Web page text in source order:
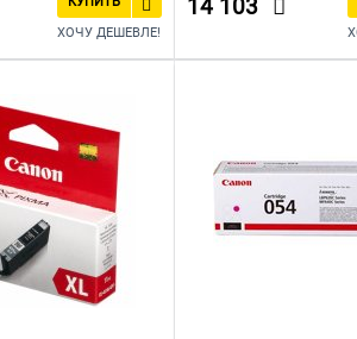
ХОЧУ ДЕШЕВЛЕ!
14 103